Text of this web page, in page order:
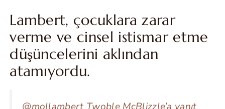
Lambert, çocuklara zarar
verme ve cinsel istismar etme
düşüncelerini aklından
atamıyordu.